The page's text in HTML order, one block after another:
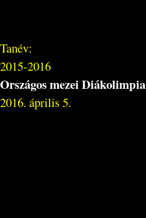
Tanév:
2015-2016
Országos mezei Diákolimpia
2016. április 5.